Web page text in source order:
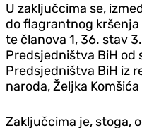
U zaključcima se,
do flagrantnog kršenja
te članova 1, 36. stav
Predsjedništva BiH od
Predsjedništva BiH iz
naroda, Željka
Zaključcima je, stoga,